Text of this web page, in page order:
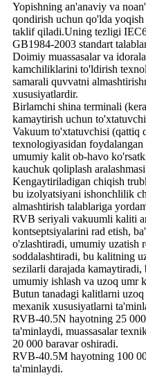
Yopishning an'anaviy va
qondirish uchun qo'lda
taklif qiladi.Uning tezligi
GB1984-2003 standart
Doimiy muassasalar va
kamchiliklarini to'ldirish
samarali quvvatni
xususiyatlardir.
Birlamchi shina terminali
kamaytirish uchun
Vakuum to'xtatuvchisi (qattiq
texnologiyasidan
umumiy kalit ob-havo
kauchuk qoliplash
Kengaytiriladigan chiqish
bu izolyatsiyani ishonchlilik
almashtirish talablariga
RVB seriyali vakuumli kaliti
kontseptsiyalarini rad etish,
o'zlashtiradi, umumiy uzatish
soddalashtiradi, bu kalitning
sezilarli darajada
umumiy ishlash va uzoq umr
Butun tanadagi kalitlarni
mexanik xususiyatlarni
RVB-40.5N hayotning 25
ta'minlaydi, muassasalar
20 000 baravar oshiradi.
RVB-40.5M hayotning 100
ta'minlaydi.